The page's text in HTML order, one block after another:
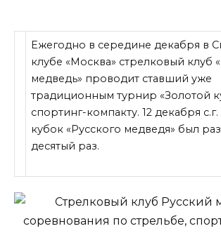
Ежегодно в середине декабря в
клубе «Москва» стрелковый клуб
медведь» проводит ставший уже
традиционным турнир «Золотой
спортинг-компакту. 12 декабря
кубок «Русского медведя» был
десятый раз.